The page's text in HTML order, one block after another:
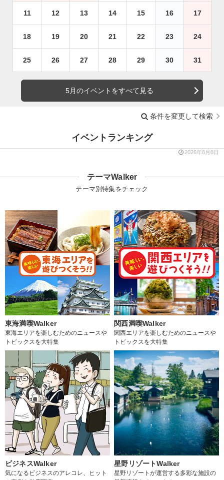
11 12 13 14 15 16 17
18 19 20 21 22 23 24
25 26 27 28 29 30 31
5月のイベントをすべて見る
条件を変更して検索
イベントランキング
2026年8月8日
テーマWalker
テーマ別特集をチェック
東海満喫Walker
東海エリアを楽しむためのニュースや
トピックスを大特集
関西満喫Walker
関西エリアを楽しむためのニュースや
トピックスを大特集
ビジネスWalker
気になるビジネスのアレコレ、ヒット
星野リゾートWalker
星野リゾートが運営する多彩な施設の